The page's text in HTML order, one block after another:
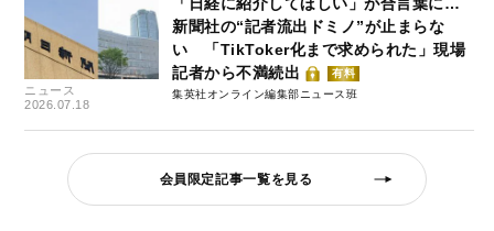
ニュース
2026.07.18
新聞社の“記者流出ドミノ”が止まらな
い 「TikToker化まで求められた」現場
記者から不満続出
有料
集英社オンライン編集部ニュース班
会員限定記事一覧を見る